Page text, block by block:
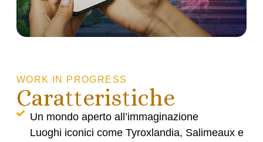
WORK IN PROGRESS
Caratteristiche
Un mondo aperto all’immaginazione
Luoghi iconici come Tyroxlandia, Salimeaux e